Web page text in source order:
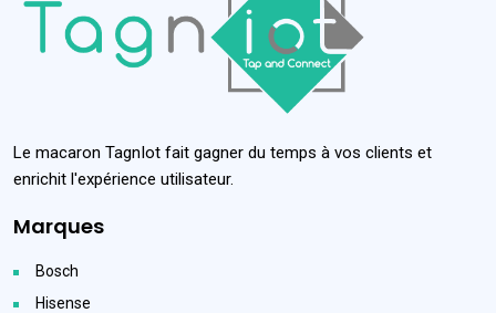
Le macaron TagnIot fait gagner du temps à vos clients et
enrichit l'expérience utilisateur.
Marques
Bosch
Hisense